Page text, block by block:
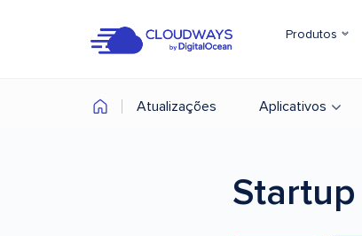
Produtos
Atualizações Aplicativos